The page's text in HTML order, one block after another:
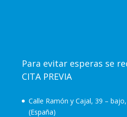
Para evitar esperas se
CITA PREVIA
Calle Ramón y Cajal, 39 –
(España)